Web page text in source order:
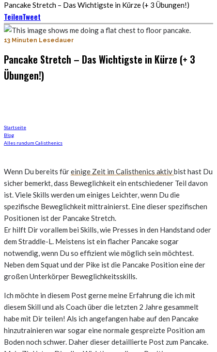
Pancake Stretch – Das Wichtigste in Kürze (+ 3 Übungen!)
TeilenTweet
13 Minuten Lesedauer
Pancake Stretch – Das Wichtigste in Kürze (+ 3
Übungen!)
Startseite
Blog
Alles rundum Calisthenics
Wenn Du bereits füreinige Zeit im Calisthenics aktivbist hast Du
sicher bemerkt, dass Beweglichkeit ein entschiedener Teil davon
ist. Viele Skills werden um einiges Leichter, wenn Du die
spezifische Beweglichkeit mittrainierst. Eine dieser spezifischen
Positionen ist der Pancake Stretch.
Er hilft Dir vorallem bei Skills, wie Presses in den Handstand oder
dem Straddle-L. Meistens ist ein flacher Pancake sogar
notwendig, wenn Du so effizient wie möglich sein möchtest.
Neben dem Squat und der Pike ist die Pancake Position eine der
großen Unterkörper Beweglichkeitsskills.
Ich möchte in diesem Post gerne meine Erfahrung die ich mit
diesem Skill und als Coach über die letzten 2 Jahre gesammelt
habe mit Dir teilen! Als ich angefangen habe auf den Pancake
hinzutrainieren war sogar eine normale gespreizte Position am
Boden noch schwer. Daher dieser detaillierte Post zum Pancake.